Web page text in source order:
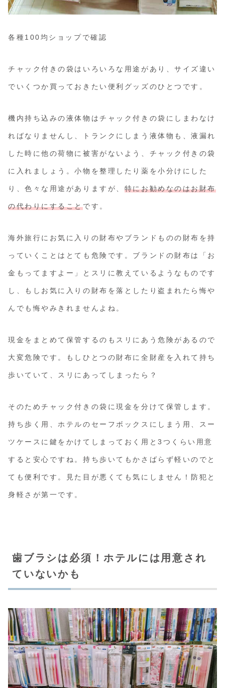
各種100均ショップで確認
チャック付きの袋はいろいろな用途があり、サイズ違い
でいくつか買っておきたい便利グッズのひとつです。
機内持ち込みの液体物はチャック付きの袋にしまわなけ
ればなりませんし、トランクにしまう液体物も、液漏れ
した時に他の荷物に被害がないよう、チャック付きの袋
に入れましょう。小物を整理したり薬を小分けにした
り、色々な用途がありますが、 特にお勧めなのはお財布
の代わりにすることです。
海外旅行にお気に入りの財布やブランドものの財布を持
っていくことはとても危険です。ブランドの財布は「お
金もってますよー」とスリに教えているようなものです
し、もしお気に入りの財布を落としたり盗まれたら悔や
んでも悔やみきれませんよね。
現金をまとめて保管するのもスリにあう危険があるので
大変危険です。もしひとつの財布に全財産を入れて持ち
歩いていて、スリにあってしまったら？
そのためチャック付きの袋に現金を分けて保管します。
持ち歩く用、ホテルのセーフボックスにしまう用、スー
ツケースに鍵をかけてしまっておく用と3つくらい用意
すると安心ですね。持ち歩いてもかさばらず軽いのでと
ても便利です。見た目が悪くても気にしません！防犯と
身軽さが第一です。
歯ブラシは必須！ホテルには用意され
ていないかも